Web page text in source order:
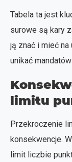
Tabela ta jest
surowe są kary
ją znać i mieć
unikać
limitu
Przekroczenie
konsekwencje.
limit liczbie